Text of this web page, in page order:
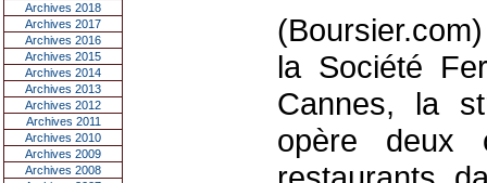
Archives 2018
Archives 2017
Archives 2016
Archives 2015
Archives 2014
Archives 2013
Archives 2012
Archives 2011
Archives 2010
Archives 2009
Archives 2008
la Société
Cannes, la
opère deux